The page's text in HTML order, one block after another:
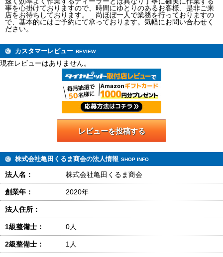
事を心掛けておりますので、時間にゆとりのあるお客様、是非ご来
店をお待ちしております。 尚ほぼ一人で業務を行っておりますの
で、基本的にはご予約にて承っております。気軽にお問い合わせく
ださい。
カスタマーレビュー REVIEW
現在レビューはありません。
レビューを投稿する
株式会社亀田くるま商会の法人情報 SHOP INFO
法人名： 株式会社亀田くるま商会
創業年： 2020年
法人住所：
1級整備士： 0人
2級整備士： 1人